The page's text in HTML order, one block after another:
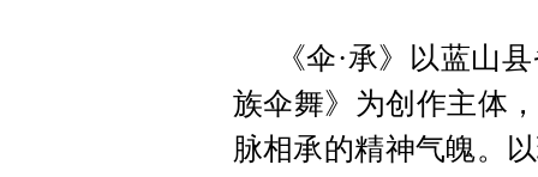
《伞·承》以蓝山
族伞舞》为创作主体
脉相承的精神气魄。